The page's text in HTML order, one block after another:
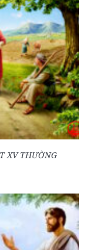
XV THƯỜNG